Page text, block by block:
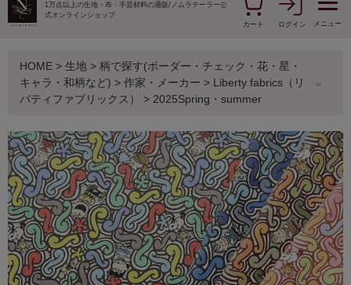
1万点以上の生地・布・手芸材料の通販/ ノムラテーラー公
式オンラインショップ
カート
ログイン メニュー
HOME > 生地 > 柄で探す(ボーダー・チェック・花・星・
キャラ・和柄など) > 作家・メーカー > Liberty fabrics（リ
バティファブリックス）
> 2025Spring・summer